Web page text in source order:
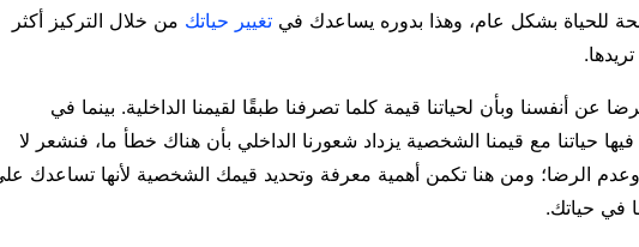
للحياة بشكل عام، وهذا بدوره يساعدك في تغيير حياتك من خلال التركيز أكثر
عن أنفسنا وبأن لحياتنا قيمة كلما تصرفنا طبقًا لقيمنا الداخلية. بينما في
فيها حياتنا مع قيمنا الشخصية يزداد شعورنا الداخلي بأن هناك خطأ ما، فنشعر لا
وعدم الرضا؛ ومن هنا تكمن أهمية معرفة وتحديد قيمك الشخصية لأنها تساعدك
في حياتك.